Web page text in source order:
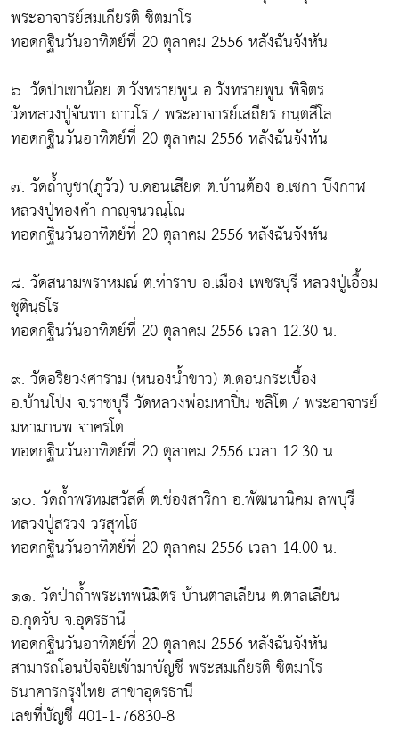
พระอาจารย์สมเกียรติ ชิตมาโร
ทอดกฐินวันอาทิตย์ที่ 20 ตุลาคม 2556 หลังฉันจังหัน
๖. วัดป่าเขาน้อย ต.วังทรายพูน อ.วังทรายพูน พิจิตร
วัดหลวงปู่จันทา ถาวโร / พระอาจารย์เสถียร กนฺตสีโล
ทอดกฐินวันอาทิตย์ที่ 20 ตุลาคม 2556 หลังฉันจังหัน
๗. วัดถ้ำบูชา(ภูวัว) บ.ดอนเสียด ต.บ้านต้อง อ.เซกา บึงกาฬ
หลวงปู่ทองคำ กาญฺจนวณฺโณ
ทอดกฐินวันอาทิตย์ที่ 20 ตุลาคม 2556 หลังฉันจังหัน
๘. วัดสนามพราหมณ์ ต.ท่าราบ อ.เมือง เพชรบุรี หลวงปู่เอื้อม
ชุตินฺธโร
ทอดกฐินวันอาทิตย์ที่ 20 ตุลาคม 2556 เวลา 12.30 น.
๙. วัดอริยวงศาราม (หนองน้ำขาว) ต.ดอนกระเบื้อง
อ.บ้านโป่ง จ.ราชบุรี วัดหลวงพ่อมหาปิ่น ชลิโต / พระอาจารย์
มหามานพ จาครโต
ทอดกฐินวันอาทิตย์ที่ 20 ตุลาคม 2556 เวลา 12.30 น.
๑๐. วัดถ้ำพรหมสวัสดิ์ ต.ช่องสาริกา อ.พัฒนานิคม ลพบุรี
หลวงปู่สรวง วรสุทฺโธ
ทอดกฐินวันอาทิตย์ที่ 20 ตุลาคม 2556 เวลา 14.00 น.
๑๑. วัดป่าถ้ำพระเทพนิมิตร บ้านตาลเลียน ต.ตาลเลียน
อ.กุดจับ จ.อุดรธานี
ทอดกฐินวันอาทิตย์ที่ 20 ตุลาคม 2556 หลังฉันจังหัน
สามารถโอนปัจจัยเข้ามาบัญชี พระสมเกียรติ ชิตมาโร
ธนาคารกรุงไทย สาขาอุดรธานี
เลขที่บัญชี 401-1-76830-8